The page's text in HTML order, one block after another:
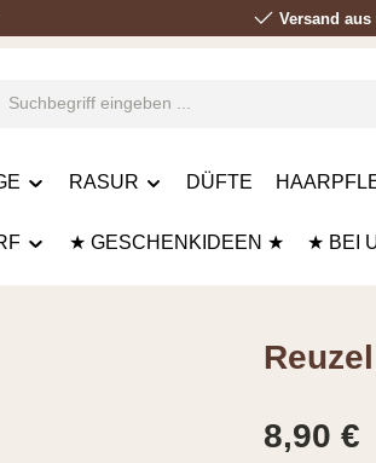
Versand
RASUR DÜFTE
★ GESCHENKIDEEN ★ ★ BEI
Regulärer
8,90 €